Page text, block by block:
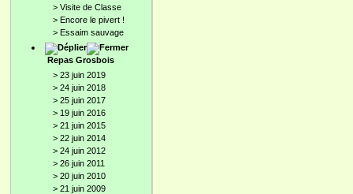
> Visite de Classe
> Encore le pivert !
> Essaim sauvage
Repas Grosbois
> 23 juin 2019
> 24 juin 2018
> 25 juin 2017
> 19 juin 2016
> 21 juin 2015
> 22 juin 2014
> 24 juin 2012
> 26 juin 2011
> 20 juin 2010
> 21 juin 2009